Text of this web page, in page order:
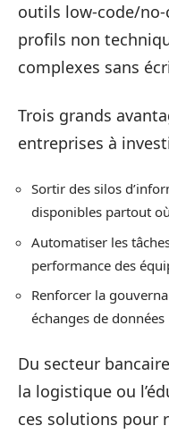
outils low-code/
profils non
complexes sans
Trois grands
entreprises à
Sortir des silos
disponibles partout
Automatiser les
performance des
Renforcer la
échanges de données
Du secteur
la logistique ou
ces solutions pour